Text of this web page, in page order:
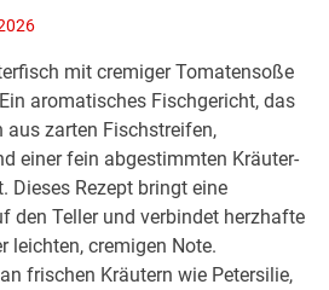
mit cremiger Tomatensoße
aromatisches Fischgericht, das
zarten Fischstreifen,
einer fein abgestimmten Kräuter-
Dieses Rezept bringt eine
den Teller und verbindet herzhafte
leichten, cremigen Note.
frischen Kräutern wie Petersilie,